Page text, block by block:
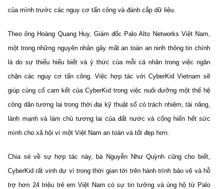
của mình trước các nguy cơ tấn công và đánh cắp dữ liệu.
Theo ông Hoàng Quang Huy, Giám đốc Palo Alto Networks Việt Nam,
một trong những nguyên nhân gây mất an toàn an ninh thông tin chính
là do sự thiếu hiểu biết và ý thức của mỗi cá nhân trong việc ngăn
chặn các nguy cơ tấn công. Việc hợp tác với CyberKid Vietnam sẽ
giúp củng cố cam kết của CyberKid trong việc nuôi dưỡng một thế hệ
công dân tương lai trong thời đại kỹ thuật số có trách nhiệm, tài năng,
lành mạnh và làm chủ tương lai của đất nước và cống hiến hết sức
mình cho xã hội vì một Việt Nam an toàn và tốt đẹp hơn.
Chia sẻ về sự hợp tác này, bà Nguyễn Như Quỳnh cũng cho biết,
CyberKid rất vinh dự vì trong thời gian tới trên hành trình bảo vệ và hỗ
trợ hơn 24 triệu trẻ em Việt Nam có sự tin tưởng và ủng hộ từ Palo